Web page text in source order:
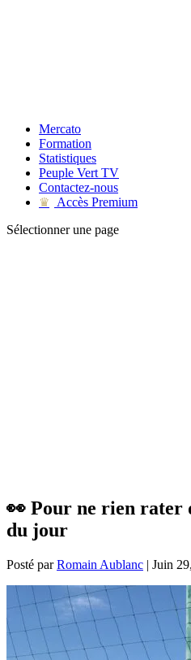
Mercato
Formation
Statistiques
Peuple Vert TV
Contactez-nous
♛
Accès Premium
Sélectionner une page
👀 Pour ne rien rater
du jour
Posté parRomain Aublanc | Juin